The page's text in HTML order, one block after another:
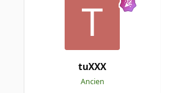
tuXXX
Ancien